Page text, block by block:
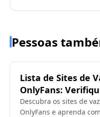
Pessoas
Lista de Sites de
OnlyFans:
está exposto
Descubra os sites de
OnlyFans e aprenda